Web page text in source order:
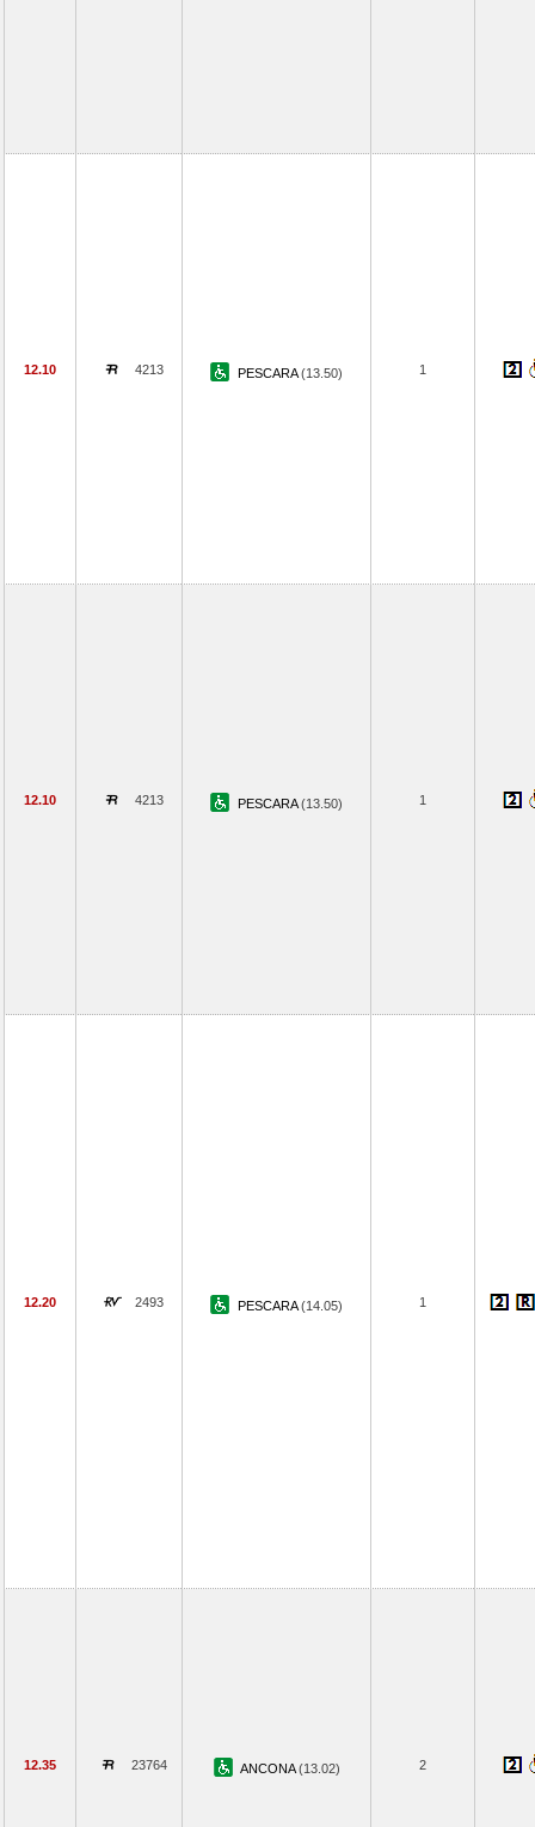
12.10 4213 PESCARA(13.50) 1
12.10 4213 PESCARA(13.50) 1
12.20 2493 PESCARA(14.05) 1
12.35 23764 ANCONA(13.02) 2